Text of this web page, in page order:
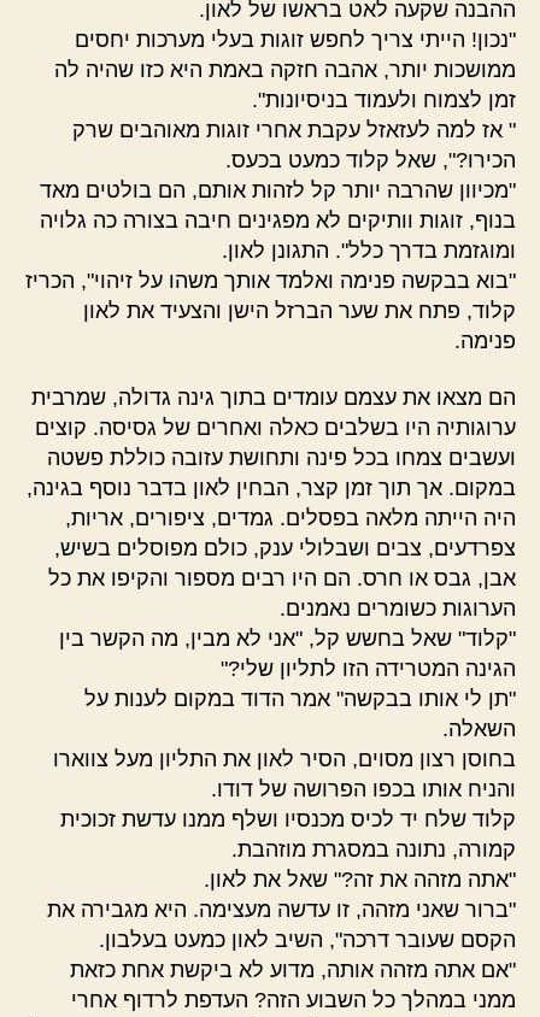
ההבנה שקעה לאט בראשו של לאון.
"נכון! הייתי צריך לחפש זוגות בעלי מערכות יחסים
ממושכות יותר, אהבה חזקה באמת היא כזו שהיה לה
זמן לצמוח ולעמוד בניסיונות".
" אז למה לעזאזל עקבת אחרי זוגות מאוהבים שרק
הכירו?", שאל קלוד כמעט בכעס.
"מכיוון שהרבה יותר קל לזהות אותם, הם בולטים מאד
בנוף, זוגות וותיקים לא מפגינים חיבה בצורה כה גלויה
ומוגזמת בדרך כלל". התגונן לאון.
"בוא בבקשה פנימה ואלמד אותך משהו על זיהוי", הכריז
קלוד, פתח את שער הברזל הישן והצעיד את לאון
פנימה.
הם מצאו את עצמם עומדים בתוך גינה גדולה, שמרבית
ערוגותיה היו בשלבים כאלה ואחרים של גסיסה. קוצים
ועשבים צמחו בכל פינה ותחושת עזובה כוללת פשטה
במקום. אך תוך זמן קצר, הבחין לאון בדבר נוסף בגינה,
היה הייתה מלאה בפסלים. גמדים, ציפורים, אריות,
צפרדעים, צבים ושבלולי ענק, כולם מפוסלים בשיש,
אבן, גבס או חרס. הם היו רבים מספור והקיפו את כל
הערוגות כשומרים נאמנים.
"קלוד" שאל בחשש קל, "אני לא מבין, מה הקשר בין
הגינה המטרידה הזו לתליון שלי?"
"תן לי אותו בבקשה" אמר הדוד במקום לענות על
השאלה.
בחוסן רצון מסוים, הסיר לאון את התליון מעל צווארו
והניח אותו בכפו הפרושה של דודו.
קלוד שלח יד לכיס מכנסיו ושלף ממנו עדשת זכוכית
קמורה, נתונה במסגרת מוזהבת.
"אתה מזהה את זה?" שאל את לאון.
"ברור שאני מזהה, זו עדשה מעצימה. היא מגבירה את
הקסם שעובר דרכה", השיב לאון כמעט בעלבון.
"אם אתה מזהה אותה, מדוע לא ביקשת אחת כזאת
ממני במהלך כל השבוע הזה? העדפת לרדוף אחרי